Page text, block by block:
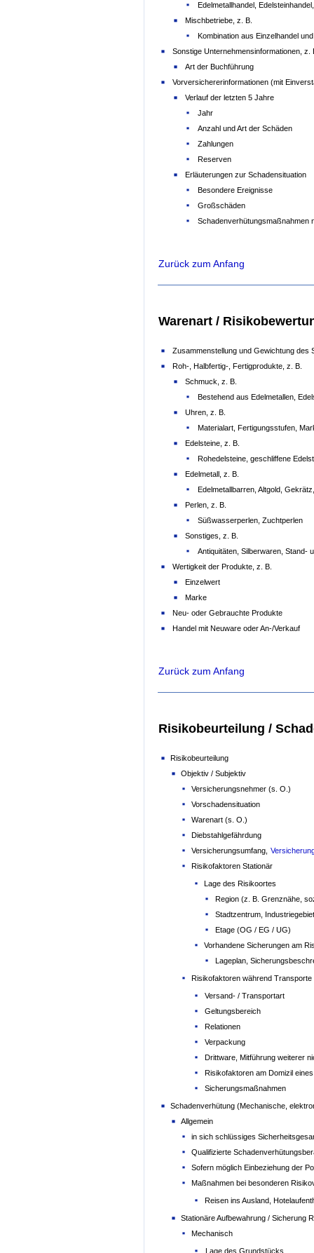
Edelmetallhandel,
Mischbetriebe, z. B.
Kombination aus Einzelhandel
Sonstige Unternehmensinformationen, z.
Art der Buchführung
Vorversichererinformationen (mit
Verlauf der letzten 5 Jahre
Jahr
Anzahl und Art der Schäden
Zahlungen
Reserven
Erläuterungen zur Schadensituation
Besondere Ereignisse
Großschäden
Schadenverhütungsmaßnahmen
Zurück zum Anfang
Warenart /
Zusammenstellung und Gewichtung des
Roh-, Halbfertig-, Fertigprodukte, z. B.
Schmuck, z. B.
Bestehend aus Edelmetallen,
Uhren, z. B.
Materialart, Fertigungsstufen,
Edelsteine, z. B.
Rohedelsteine, geschliffene
Edelmetall, z. B.
Edelmetallbarren, Altgold,
Perlen, z. B.
Süßwasserperlen, Zuchtperlen
Sonstiges, z. B.
Antiquitäten, Silberwaren, Stand-
Wertigkeit der Produkte, z. B.
Einzelwert
Marke
Neu- oder Gebrauchte Produkte
Handel mit Neuware oder An-/Verkauf
Zurück zum Anfang
Risikobeurteilung /
Risikobeurteilung
Objektiv / Subjektiv
Versicherungsnehmer (s. O.)
Vorschadensituation
Warenart (s. O.)
Diebstahlgefährdung
Versicherungsumfang,
Risikofaktoren Stationär
Lage des Risikoortes
Region (z. B. Grenznähe,
Stadtzentrum,
Etage (OG / EG / UG)
Vorhandene Sicherungen am
Lageplan,
Risikofaktoren während Transporte
Versand- / Transportart
Geltungsbereich
Relationen
Verpackung
Drittware, Mitführung weiterer
Risikofaktoren am Domizil
Sicherungsmaßnahmen
Schadenverhütung (Mechanische,
Allgemein
in sich schlüssiges
Qualifizierte
Sofern möglich Einbeziehung der
Maßnahmen bei besonderen
Reisen ins Ausland,
Stationäre Aufbewahrung / Sicherung
Mechanisch
Lage des Grundstücks